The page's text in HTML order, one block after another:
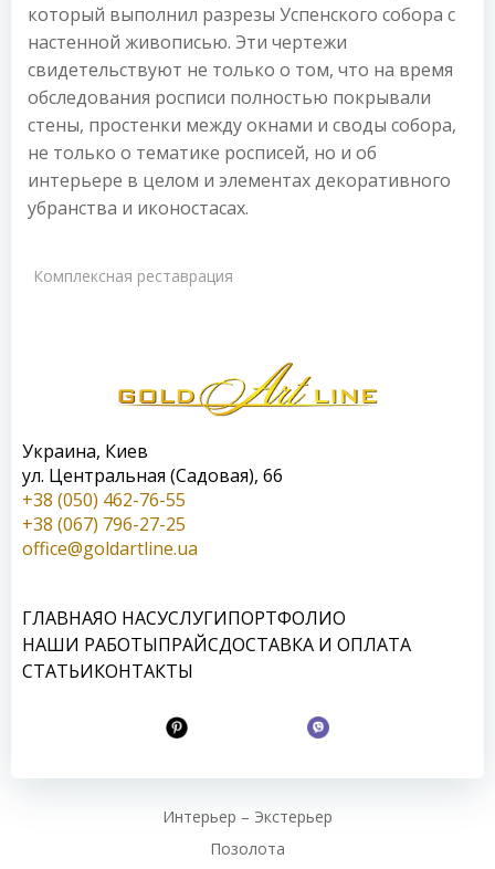
который выполнил разрезы Успенского собора с
настенной живописью. Эти чертежи
свидетельствуют не только о том, что на время
обследования росписи полностью покрывали
стены, простенки между окнами и своды собора,
не только о тематике росписей, но и об
интерьере в целом и элементах декоративного
убранства и иконостасах.
Комплексная реставрация
Украина, Киев
ул. Центральная (Садовая), 66
+38 (050) 462-76-55
+38 (067) 796-27-25
office@goldartline.ua
ГЛАВНАЯО НАСУСЛУГИПОРТФОЛИО
НАШИ РАБОТЫПРАЙСДОСТАВКА И ОПЛАТА
СТАТЬИКОНТАКТЫ
Интерьер – Экстерьер
Позолота